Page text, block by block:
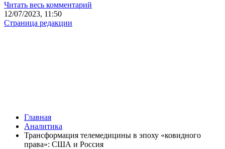
Читать весь комментарий
12/07/2023, 11:50
Страница редакции
Главная
Аналитика
Трансформация телемедицины в эпоху «ковидного
права»: США и Россия